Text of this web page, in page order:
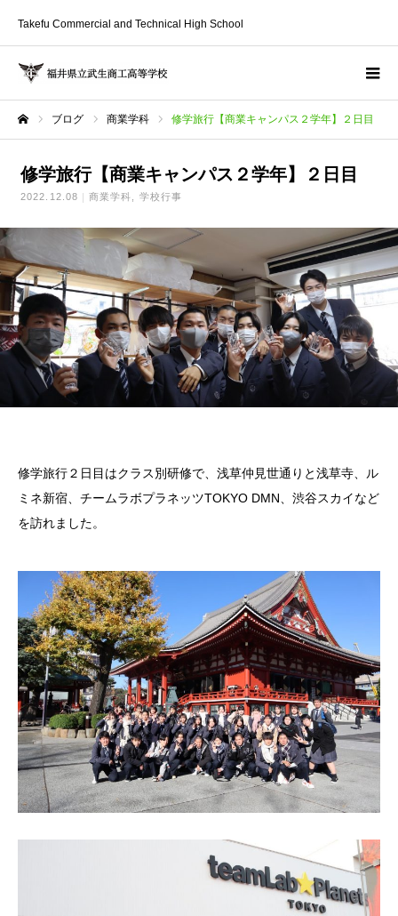
Takefu Commercial and Technical High School
ブログ 商業学科 修学旅行【商業キャンパス２学年】２日目
修学旅行【商業キャンパス２学年】２日目
2022.12.08 商業学科 学校行事
修学旅行２日目はクラス別研修で、浅草仲見世通りと浅草寺、ル
ミネ新宿、チームラボプラネッツTOKYO DMN、渋谷スカイなど
を訪れました。